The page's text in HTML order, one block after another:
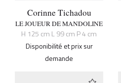
Corinne Tichadou
LE JOUEUR DE MANDOLINE
H 125 cm L 99 cm P 4 cm
Disponibilité et prix sur
demande